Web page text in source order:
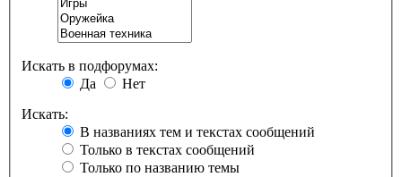
Искать в подфорумах:
Да
Нет
Искать:
В названиях тем и текстах сообщений
Только в текстах сообщений
Только по названию темы